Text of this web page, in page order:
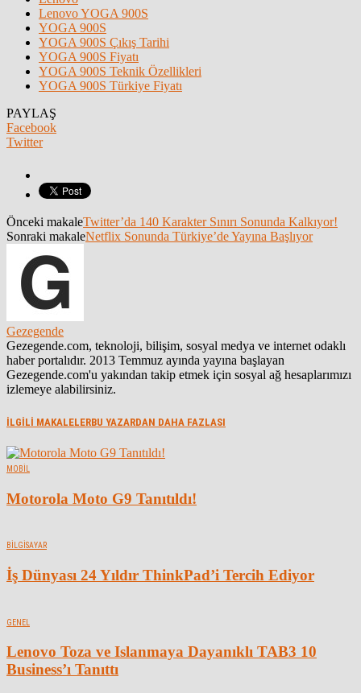
Lenovo YOGA 900S
YOGA 900S
YOGA 900S Çıkış Tarihi
YOGA 900S Fiyatı
YOGA 900S Teknik Özellikleri
YOGA 900S Türkiye Fiyatı
PAYLAŞ
Facebook
Twitter
Önceki makaleTwitter’da 140 Karakter Sınırı Sonunda Kalkıyor!
Sonraki makaleNetflix Sonunda Türkiye’de Yayına Başlıyor
Gezegende
Gezegende.com, teknoloji, bilişim, sosyal medya ve internet odaklı
haber portalıdır. 2013 Temmuz ayında yayına başlayan
Gezegende.com'u yakından takip etmek için sosyal ağ hesaplarımızı
izlemeye alabilirsiniz.
İLGİLİ MAKALELERBU YAZARDAN DAHA FAZLASI
MOBIL
Motorola Moto G9 Tanıtıldı!
BILGISAYAR
İş Dünyası 24 Yıldır ThinkPad’i Tercih Ediyor
GENEL
Lenovo Toza ve Islanmaya Dayanıklı TAB3 10
Business’ı Tanıttı